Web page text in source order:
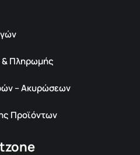
& Πληρωμής
– Ακυρώσεων
Προϊόντων